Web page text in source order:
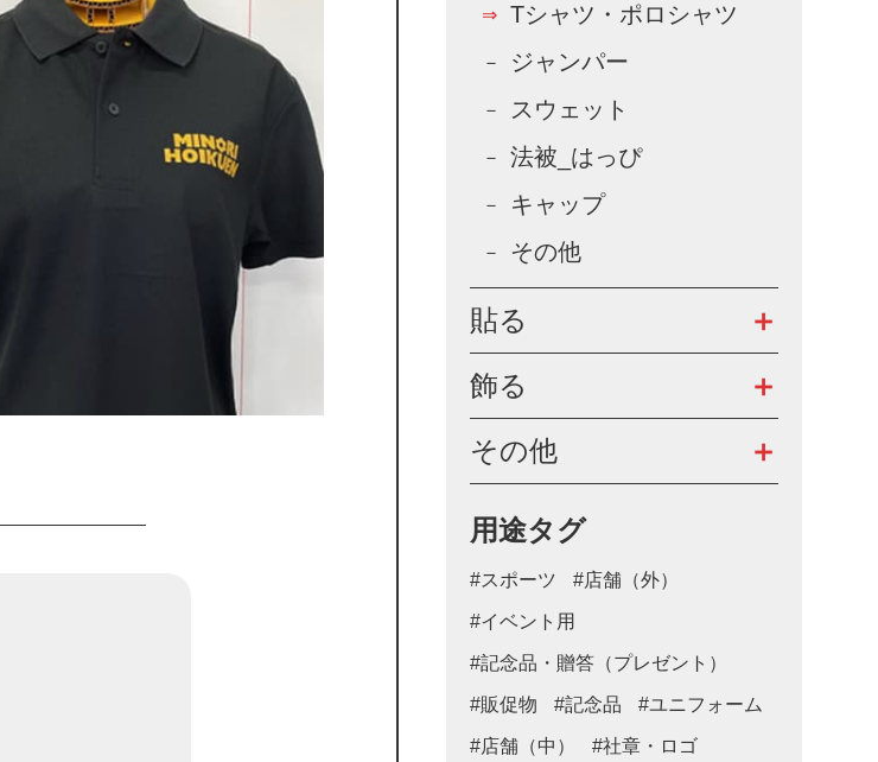
Tシャツ・ポロシャツ
ジャンパー
スウェット
法被_はっぴ
キャップ
その他
貼る
飾る
その他
用途タグ
#スポーツ #店舗（外）
#イベント用
#記念品・贈答（プレゼント）
#販促物 #記念品 #ユニフォーム
#店舗（中） #社章・ロゴ